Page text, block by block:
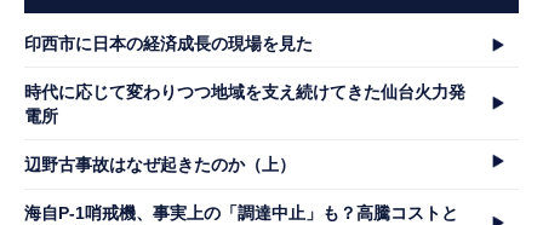
印西市に日本の経済成長の現場を見た
時代に応じて変わりつつ地域を支え続けてきた仙台火力発
電所
辺野古事故はなぜ起きたのか（上）
海自P-1哨戒機、事実上の「調達中止」も？高騰コストと